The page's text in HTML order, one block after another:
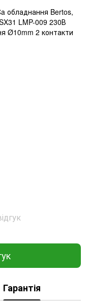
обладнання Bertos,
LMP-009 230В
Ø10mm 2 контакти
Гарантія